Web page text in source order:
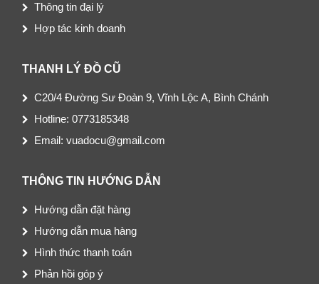
Thông tin đại lý
Hợp tác kinh doanh
THANH LÝ ĐỒ CŨ
C20/4 Đường Sư Đoàn 9, Vĩnh Lộc A, Bình Chánh
Hotline: 0773185348
Email: vuadocu@gmail.com
THÔNG TIN HƯỚNG DẪN
Hướng dẫn đặt hàng
Hướng dẫn mua hàng
Hình thức thanh toán
Phản hồi góp ý